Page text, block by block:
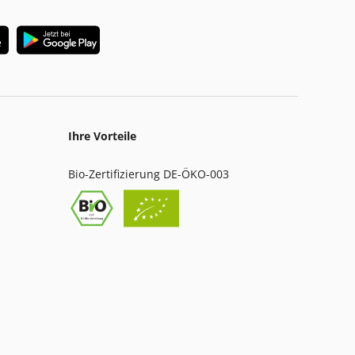
Ihre Vorteile
Bio-Zertifizierung DE-ÖKO-003